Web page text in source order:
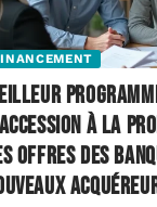
à la
offres des